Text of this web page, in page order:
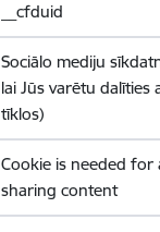
__cfduid
Sociālo mediju
lai Jūs varētu dalīties
tīklos)
Cookie is needed for
sharing content